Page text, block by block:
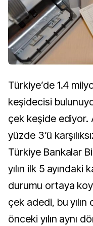
Türkiye’de 1.4
keşidecisi
çek keşide ediyor.
yüzde 3’ü
Türkiye Bankalar
yılın ilk 5 ayındaki
durumu ortaya
çek adedi, bu
önceki yılın aynı